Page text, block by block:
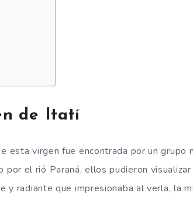
de Itatí
esta virgen fue encontrada por un grupo
por el rió Paraná, ellos pudieron
y radiante que impresionaba al verla, la